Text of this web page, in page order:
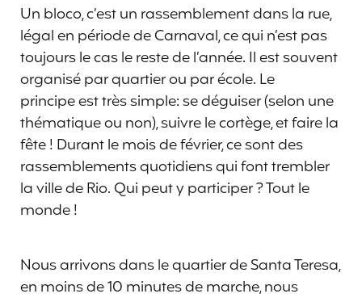
Un bloco, c’est un rassemblement dans la rue,
légal en période de Carnaval, ce qui n’est pas
toujours le cas le reste de l’année. Il est souvent
organisé par quartier ou par école. Le
principe est très simple: se déguiser (selon une
thématique ou non), suivre le cortège, et faire la
fête ! Durant le mois de février, ce sont des
rassemblements quotidiens qui font trembler
la ville de Rio. Qui peut y participer ? Tout le
monde !
Nous arrivons dans le quartier de Santa Teresa,
en moins de 10 minutes de marche, nous